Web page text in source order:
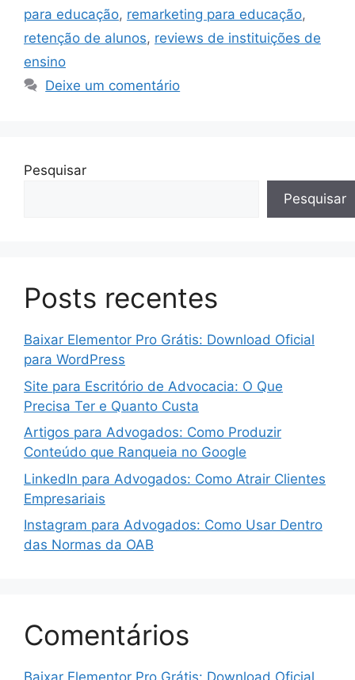
para educação, remarketing para educação,
retenção de alunos, reviews de instituições de
ensino
Deixe um comentário
Pesquisar
Pesquisar
Posts recentes
Baixar Elementor Pro Grátis: Download Oficial
para WordPress
Site para Escritório de Advocacia: O Que
Precisa Ter e Quanto Custa
Artigos para Advogados: Como Produzir
Conteúdo que Ranqueia no Google
LinkedIn para Advogados: Como Atrair Clientes
Empresariais
Instagram para Advogados: Como Usar Dentro
das Normas da OAB
Comentários